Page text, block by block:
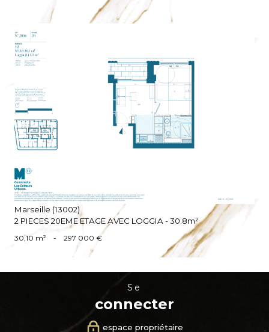
VOIR LE BIEN
Marseille (13002)
2 PIECES 20EME ETAGE AVEC LOGGIA - 30.8m²
30,10 m² - 297 000 €
se
connecter
espace propriétaire